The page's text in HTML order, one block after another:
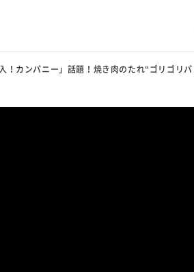
入！カンパニー」話題！焼き肉のたれ“ゴリゴリ